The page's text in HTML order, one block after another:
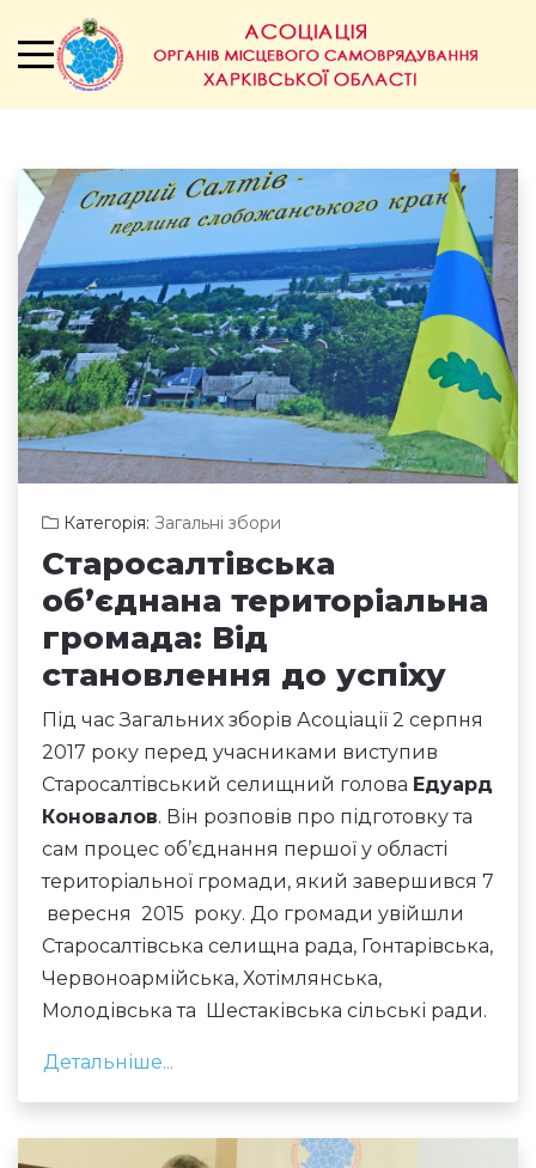
Категорія: Загальні збори
Старосалтівська
об’єднана територіальна
громада: Від
становлення до успіху
Під час Загальних зборів Асоціації 2 серпня
2017 року перед учасниками виступив
Старосалтівський селищний голова Едуард
Коновалов. Він розповів про підготовку та
сам процес об’єднання першої у області
територіальної громади, який завершився 7
вересня 2015 року. До громади увійшли
Старосалтівська селищна рада, Гонтарівська,
Червоноармійська, Хотімлянська,
Молодівська та Шестаківська сільські ради.
Детальніше...